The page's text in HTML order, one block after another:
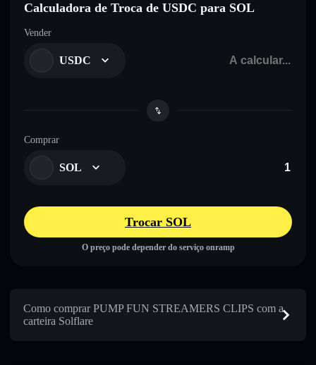
Calculadora de Troca de USDC para SOL
Vender
USDC
Comprar
SOL
Trocar SOL
O preço pode depender do serviço onramp
Como comprar PUMP FUN STREAMERS CLIPS com a
carteira Solflare